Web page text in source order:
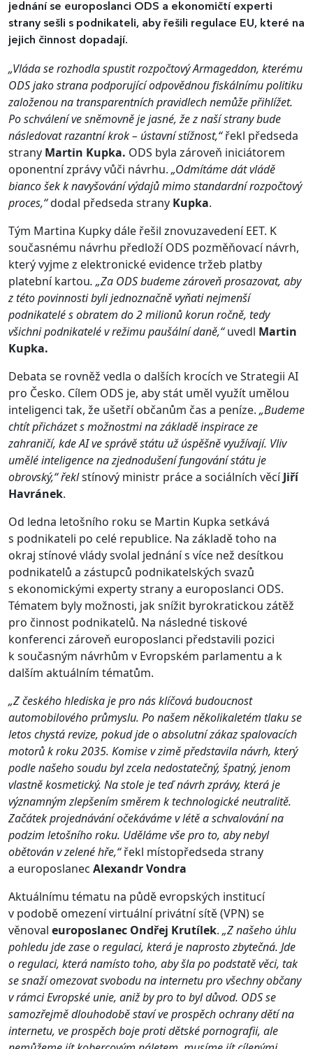
jednání se europoslanci ODS a ekonomičtí experti
strany sešli s podnikateli, aby řešili regulace EU, které na
jejich činnost dopadají.
„Vláda se rozhodla spustit rozpočtový Armageddon, kterému
ODS jakostrana podporující odpovědnou fiskálnímu politiku
založenou na transparentních pravidlech nemůže přihlížet.
Po schválení ve sněmovně je jasné, že z naší strany bude
následovat razantní krok – ústavní stížnost,“řekl předseda
strany Martin Kupka. ODS byla zároveň iniciátorem
oponentní zprávy vůči návrhu. „Odmítáme dát vládě
bianco šek k navyšování výdajů mimo standardní rozpočtový
proces,“dodal předseda strany Kupka.
Tým Martina Kupky dále řešil znovuzavedení EET. K
současnému návrhu předloží ODS pozměňovací návrh,
který vyjme z elektronické evidence tržeb platby
platební kartou. „Za ODS budeme zároveň prosazovat, aby
z této povinnosti byli jednoznačně vyňati nejmenší
podnikatelé s obratem do 2 milionů korun ročně, tedy
všichni podnikatelé v režimu paušální daně,“uvedl Martin
Kupka.
Debata se rovněž vedla o dalších krocích ve Strategii AI
pro Česko. Cílem ODS je, aby stát uměl využít umělou
inteligenci tak, že ušetří občanům čas a peníze. „Budeme
chtít přicházet s možnostmi na základě inspirace ze
zahraničí, kde AI ve správě státu už úspěšně využívají. Vliv
umělé inteligence na zjednodušení fungování státu je
obrovský,“ řeklstínový ministr práce a sociálních věcíJiří
Havránek.
Od ledna letošního roku se Martin Kupka setkává
s podnikateli po celé republice. Na základě toho na
okraj stínové vlády svolal jednání s více než desítkou
podnikatelů a zástupců podnikatelských svazů
s ekonomickými experty strany a europoslanci ODS.
Tématem byly možnosti, jak snížit byrokratickou zátěž
pro činnost podnikatelů. Na následné tiskové
konferenci zároveň europoslanci představili pozici
k současným návrhům v Evropském parlamentu a k
dalším aktuálním tématům.
„Z českého hlediska je pro nás klíčová budoucnost
automobilového průmyslu. Po našem několikaletém tlaku se
letos chystá revize, pokud jde o absolutní zákaz spalovacích
motorů k roku 2035. Komise v zimě představila návrh, který
podle našeho soudu byl zcela nedostatečný, špatný, jenom
vlastně kosmetický. Na stole je teď návrh zprávy, která je
významným zlepšením směrem k technologické neutralitě.
Začátek projednávání očekáváme v létě a schvalování na
podzim letošního roku. Uděláme vše pro to, aby nebyl
obětován v zelené hře,“řekl místopředseda strany
a europoslanec Alexandr Vondra
Aktuálnímu tématu na půdě evropských institucí
v podobě omezení virtuální privátní sítě (VPN) se
věnoval europoslanec Ondřej Krutílek. „Z našeho úhlu
pohledu jde zase o regulaci, která je naprosto zbytečná. Jde
o regulaci, která namísto toho, aby šla po podstatě věci, tak
se snaží omezovat svobodu na internetu pro všechny občany
v rámci Evropské unie, aniž by pro to byl důvod. ODS se
samozřejmě dlouhodobě staví ve prospěch ochrany dětí na
internetu, ve prospěch boje proti dětské pornografii, ale